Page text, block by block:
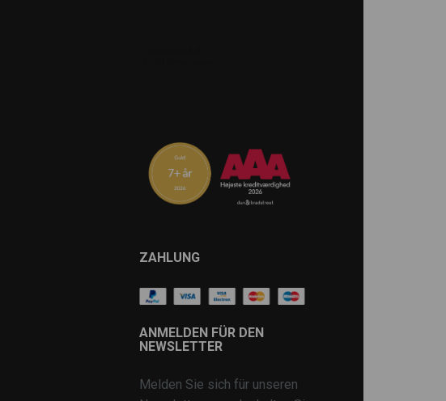
ZAHLUNG
ANMELDEN FÜR DEN
NEWSLETTER
Melden Sie sich für unseren